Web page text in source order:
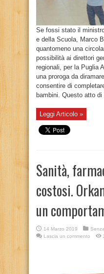
Se fossi stato il
e della Scuola, Marco
quantomeno una
possibilità ai direttori
regionali, per la Puglia
una proroga da
consentire di
bambini. Questo atto
Leggi Articolo »
Sanità,
costosi.
un
14 Marzo 2019
Lascia un commento